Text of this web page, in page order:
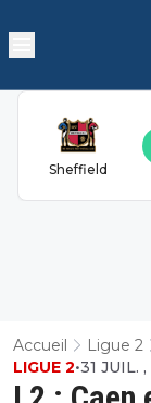
Sheffield
Accueil Ligue 2
LIGUE 2•31 JUIL.